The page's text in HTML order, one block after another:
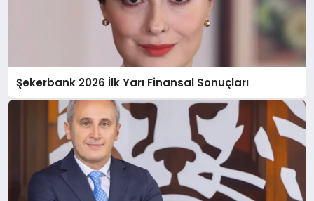
Şekerbank 2026 İlk Yarı Finansal Sonuçları